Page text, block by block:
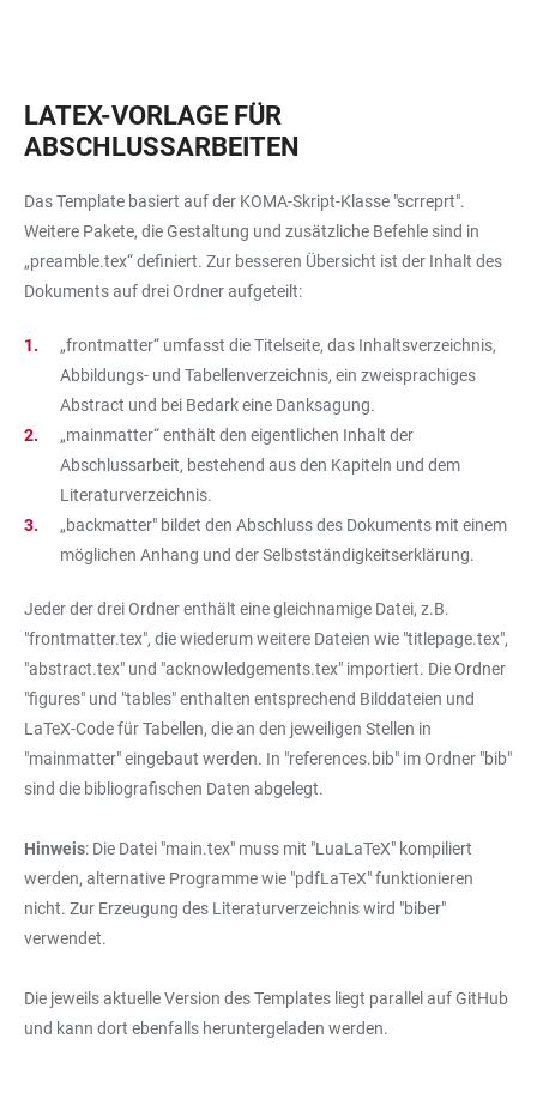
LATEX-VORLAGE FÜR
ABSCHLUSSARBEITEN
Das Template basiert auf der KOMA-Skript-Klasse "scrreprt".
Weitere Pakete, die Gestaltung und zusätzliche Befehle sind in
„preamble.tex“ definiert. Zur besseren Übersicht ist der Inhalt des
Dokuments auf drei Ordner aufgeteilt:
„frontmatter“ umfasst die Titelseite, das Inhaltsverzeichnis,
Abbildungs- und Tabellenverzeichnis, ein zweisprachiges
Abstract und bei Bedark eine Danksagung.
„mainmatter“ enthält den eigentlichen Inhalt der
Abschlussarbeit, bestehend aus den Kapiteln und dem
Literaturverzeichnis.
„backmatter" bildet den Abschluss des Dokuments mit einem
möglichen Anhang und der Selbstständigkeitserklärung.
Jeder der drei Ordner enthält eine gleichnamige Datei, z.B.
"frontmatter.tex", die wiederum weitere Dateien wie "titlepage.tex",
"abstract.tex" und "acknowledgements.tex" importiert. Die Ordner
"figures" und "tables" enthalten entsprechend Bilddateien und
LaTeX-Code für Tabellen, die an den jeweiligen Stellen in
"mainmatter" eingebaut werden. In "references.bib" im Ordner "bib"
sind die bibliografischen Daten abgelegt.
Hinweis: Die Datei "main.tex" muss mit "LuaLaTeX" kompiliert
werden, alternative Programme wie "pdfLaTeX" funktionieren
nicht. Zur Erzeugung des Literaturverzeichnis wird "biber"
verwendet.
Die jeweils aktuelle Version des Templates liegt parallel auf GitHub
und kann dort ebenfalls heruntergeladen werden.